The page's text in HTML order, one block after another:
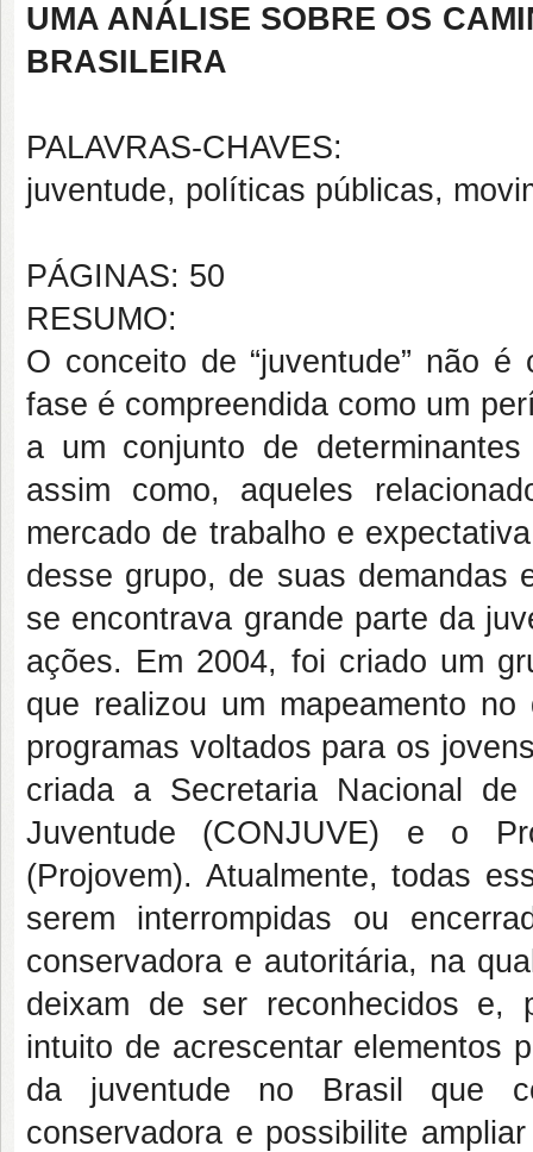
UMA ANÁLISE SOBRE OS
BRASILEIRA
PALAVRAS-CHAVES:
juventude, políticas públicas,
PÁGINAS: 50
RESUMO:
O conceito de “juventude” não
fase é compreendida como um
a um conjunto de
assim como, aqueles
mercado de trabalho e
desse grupo, de suas demandas
se encontrava grande parte da
ações. Em 2004, foi criado um
que realizou um mapeamento
programas voltados para os
criada a Secretaria Nacional
Juventude (CONJUVE) e o
(Projovem). Atualmente, todas
serem interrompidas ou
conservadora e autoritária, na
deixam de ser reconhecidos e,
intuito de acrescentar elementos
da juventude no Brasil que
conservadora e possibilite